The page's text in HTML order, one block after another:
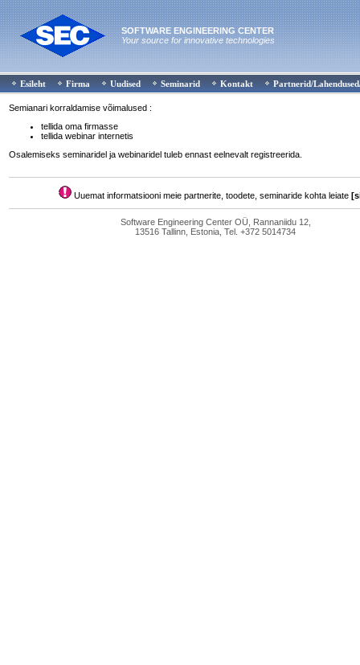
SOFTWARE ENGINEERING CENTER
Your source for innovative technologies
Esileht Firma Uudised Seminarid Kontakt Partnerid/
Semianari korraldamise võimalused :
tellida oma firmasse
tellida webinar internetis
Osalemiseks seminaridel ja webinaridel tuleb ennast eelnevalt registreerida.
Uuemat informatsiooni meie partnerite, toodete, seminaride kohta leiate
Software Engineering Center OÜ, Rannaniidu 12,
13516 Tallinn, Estonia, Tel. +372 5014734